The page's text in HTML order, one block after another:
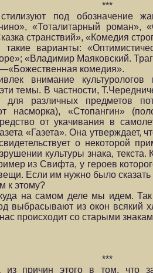
***
стилизуют под обозначение
«Тоталитарный роман»,
странствий», «Комедия
варианты:
«Владимир Маяковский.
комедия».
внимание
темы. В частности,
для различных предметов
насморка), «Стопангин»
от укачивания в
«Газета». Она утверждает,
о некоторой
культуры знака,
из Свифта, у героев
Если им нужно было
к этому?
на самом деле мы идем.
выбрасывают из окон всякий
происходит со старыми
***
из причин этого в том, что